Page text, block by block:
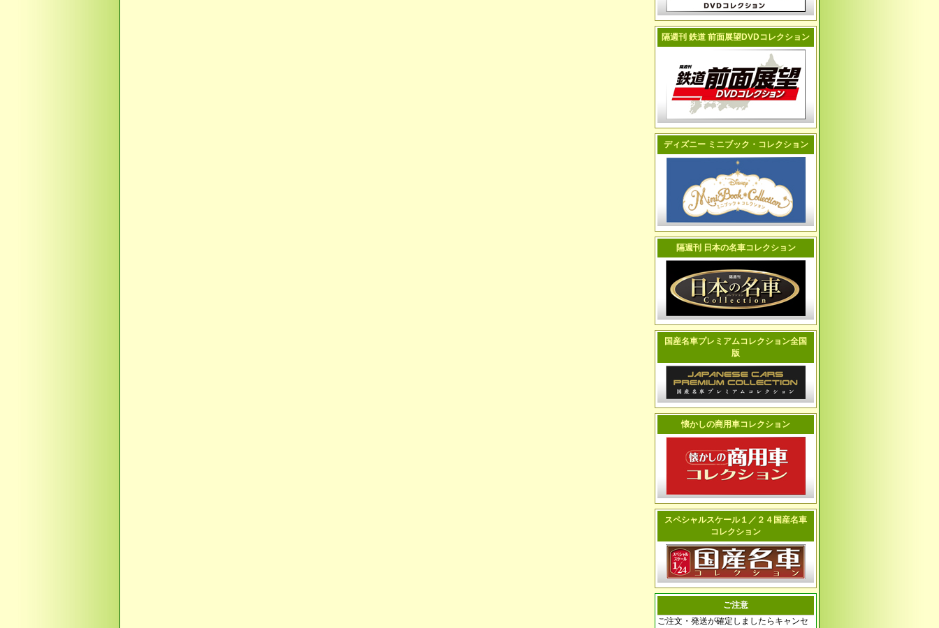
隔週刊 鉄道 前面展望DVDコレクション
ディズニー ミニブック・コレクション
隔週刊 日本の名車コレクション
国産名車プレミアムコレクション全国
版
懐かしの商用車コレクション
スペシャルスケール１／２４国産名車
コレクション
ご注意
ご注文・発送が確定しましたらキャンセ